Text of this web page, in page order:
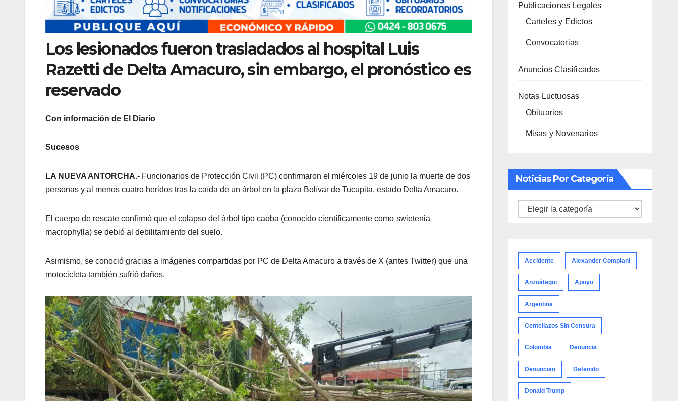
Los lesionados fueron trasladados al hospital Luis
Razetti de Delta Amacuro, sin embargo, el pronóstico es
reservado
Con información de El Diario
Sucesos
LA NUEVA ANTORCHA.- Funcionarios de Protección Civil (PC) confirmaron el miércoles 19 de junio la muerte de dos
personas y al menos cuatro heridos tras la caída de un árbol en la plaza Bolívar de Tucupita, estado Delta Amacuro.
El cuerpo de rescate confirmó que el colapso del árbol tipo caoba (conocido científicamente como swietenia
macrophylla) se debió al debilitamiento del suelo.
Asimismo, se conoció gracias a imágenes compartidas por PC de Delta Amacuro a través de X (antes Twitter) que una
motocicleta también sufrió daños.
Publicaciones Legales
Carteles y Edictos
Convocatorias
Anuncios Clasificados
Notas Luctuosas
Obituarios
Misas y Novenarios
Noticias Por Categoría
Noticias
Accidente Alexander Compiani
Anzoátegui Apoyo
Argentina
Centellazos Sin Censura
Colombia Denuncia
Denuncian Detenido
Donald Trump